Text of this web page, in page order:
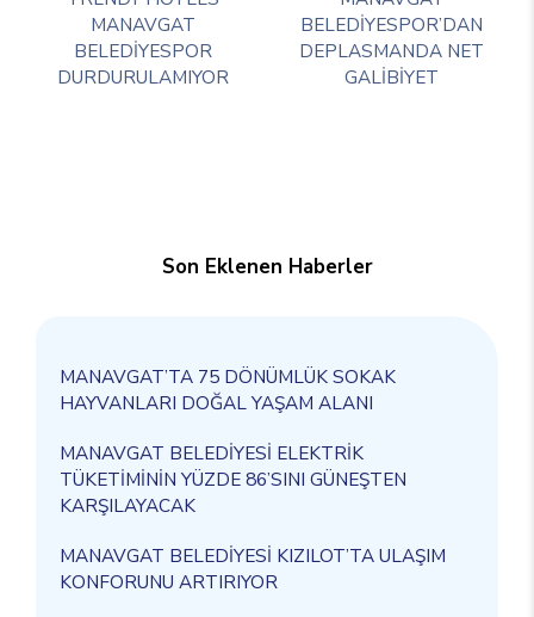
MANAVGAT
BELEDİYESPOR
DURDURULAMIYOR
BELEDİYESPOR’DAN
DEPLASMANDA NET
GALİBİYET
Son Eklenen Haberler
MANAVGAT’TA 75 DÖNÜMLÜK SOKAK
HAYVANLARI DOĞAL YAŞAM ALANI
MANAVGAT BELEDİYESİ ELEKTRİK
TÜKETİMİNİN YÜZDE 86’SINI GÜNEŞTEN
KARŞILAYACAK
MANAVGAT BELEDİYESİ KIZILOT’TA ULAŞIM
KONFORUNU ARTIRIYOR